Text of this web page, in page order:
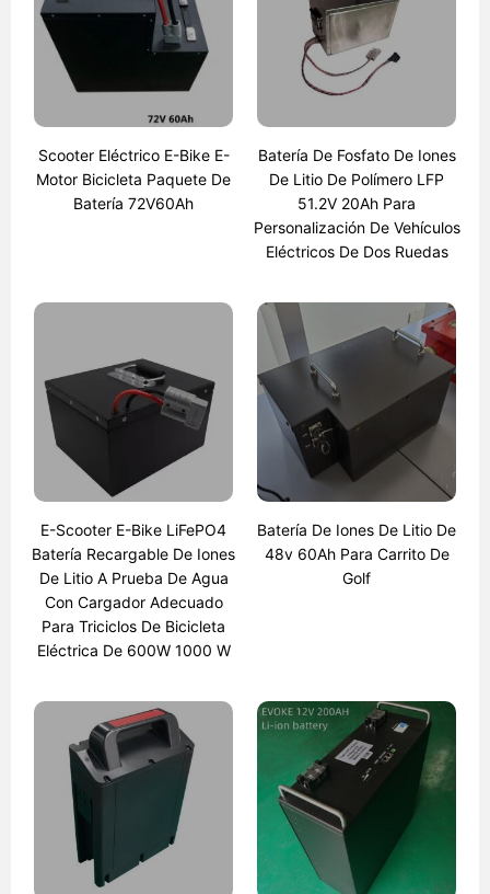
Scooter Eléctrico E-Bike E-
Motor Bicicleta Paquete De
Batería 72V60Ah
Batería De Fosfato De Iones
De Litio De Polímero LFP
51.2V 20Ah Para
Personalización De Vehículos
Eléctricos De Dos Ruedas
E-Scooter E-Bike LiFePO4
Batería Recargable De Iones
De Litio A Prueba De Agua
Con Cargador Adecuado
Para Triciclos De Bicicleta
Eléctrica De 600W 1000 W
Batería De Iones De Litio De
48v 60Ah Para Carrito De
Golf